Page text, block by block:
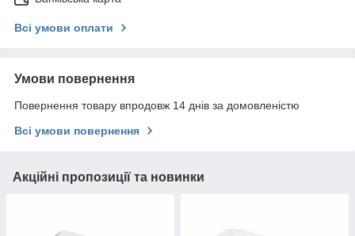
Всі умови оплати
Умови повернення
Повернення товару впродовж 14 днів за домовленістю
Всі умови повернення
Акційні пропозиції та новинки